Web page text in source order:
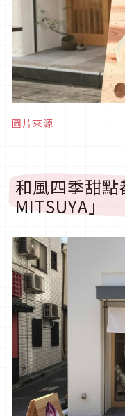
圖片來源
和風四季甜
MITSUYA」